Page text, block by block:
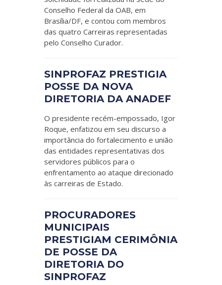
Conselho Federal da OAB, em
Brasília/DF, e contou com membros
das quatro Carreiras representadas
pelo Conselho Curador.
SINPROFAZ PRESTIGIA
POSSE DA NOVA
DIRETORIA DA ANADEF
O presidente recém-empossado, Igor
Roque, enfatizou em seu discurso a
importância do fortalecimento e união
das entidades representativas dos
servidores públicos para o
enfrentamento ao ataque direcionado
às carreiras de Estado.
PROCURADORES
MUNICIPAIS
PRESTIGIAM CERIMÔNIA
DE POSSE DA
DIRETORIA DO
SINPROFAZ